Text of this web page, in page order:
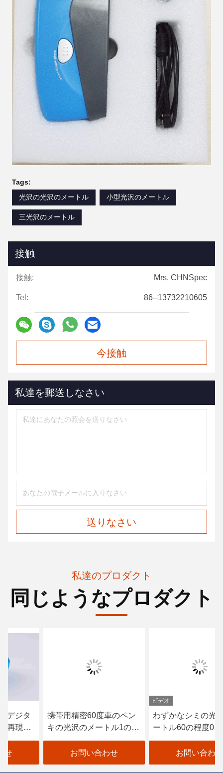
Tags:
光沢の光沢のメートル
小型光沢のメートル
三光沢のメートル
接触
接触: Mrs. CHNSpec
Tel: 86--13732210605
今接触
私達を郵送しなさい
送りなさい
私達のプロダクト
同じようなプロダクト
携帯用精密60度車のペン
キの光沢のメートル1のグ
ウの表示
お問い合わせ
わずかなシミの光沢のメ
ートル60の程度0 -
1000GU試験範囲の5V/2A
充電器
お問い合わせ